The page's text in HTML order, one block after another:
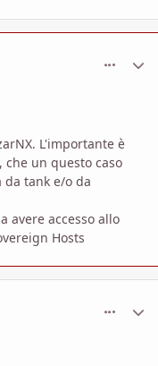
L'importante è
un questo caso
da tank e/o da
avere accesso allo
Hosts